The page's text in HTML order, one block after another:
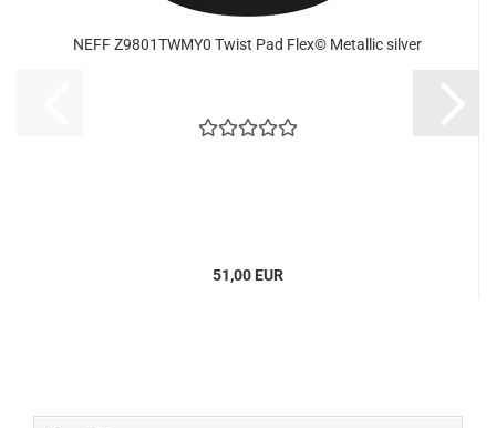
NEFF Z9801TWMY0 Twist Pad Flex© Metallic silver
51,00 EUR